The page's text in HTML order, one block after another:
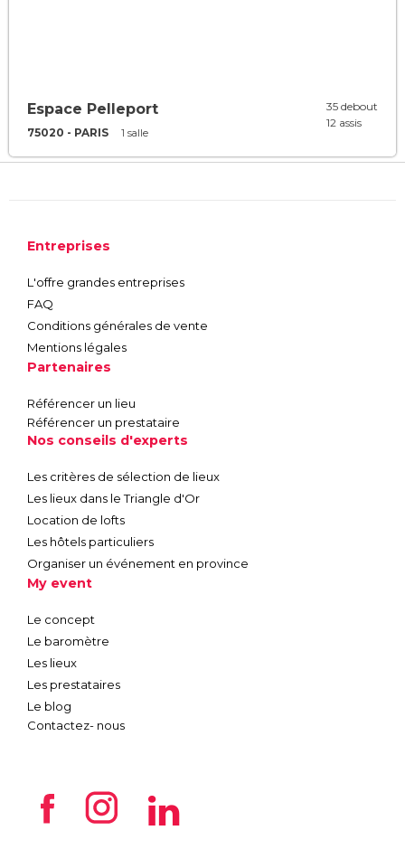
Espace Pelleport
75020 - PARIS 1 salle
35 debout
12 assis
Entreprises
L'offre grandes entreprises
FAQ
Conditions générales de vente
Mentions légales
Partenaires
Référencer un lieu
Référencer un prestataire
Nos conseils d'experts
Les critères de sélection de lieux
Les lieux dans le Triangle d'Or
Location de lofts
Les hôtels particuliers
Organiser un événement en province
My event
Le concept
Le baromètre
Les lieux
Les prestataires
Le blog
Contactez- nous